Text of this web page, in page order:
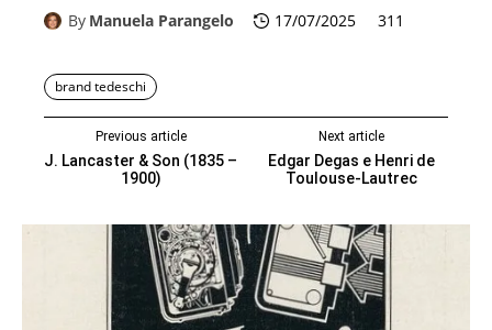
By Manuela Parangelo 17/07/2025 311
brand tedeschi
Previous article
J. Lancaster & Son (1835 –
1900)
Next article
Edgar Degas e Henri de
Toulouse‑Lautrec